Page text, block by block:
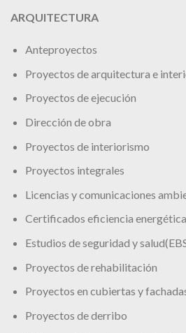
ARQUITECTURA
Anteproyectos
Proyectos de arquitectura e
Proyectos de ejecución
Dirección de obra
Proyectos de interiorismo
Proyectos integrales
Licencias y comunicaciones
Certificados eficiencia
Estudios de seguridad y
Proyectos de rehabilitación
Proyectos en cubiertas y
Proyectos de derribo